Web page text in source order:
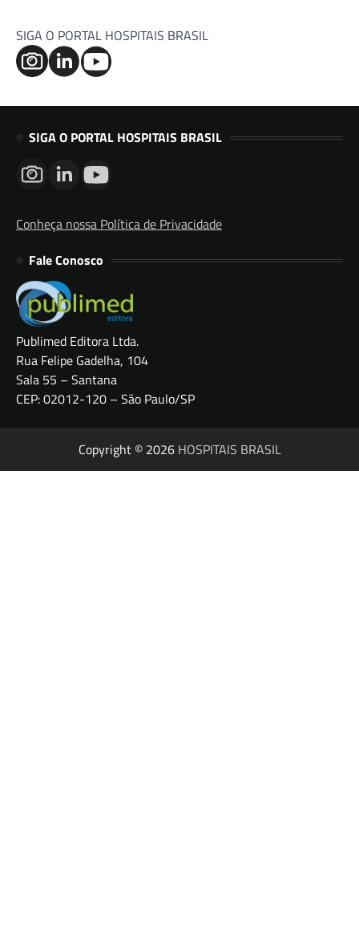
SIGA O PORTAL HOSPITAIS BRASIL
SIGA O PORTAL HOSPITAIS BRASIL
Conheça nossa Política de Privacidade
Fale Conosco
Publimed Editora Ltda.
Rua Felipe Gadelha, 104
Sala 55 – Santana
CEP: 02012-120 – São Paulo/SP
Copyright © 2026 HOSPITAIS BRASIL